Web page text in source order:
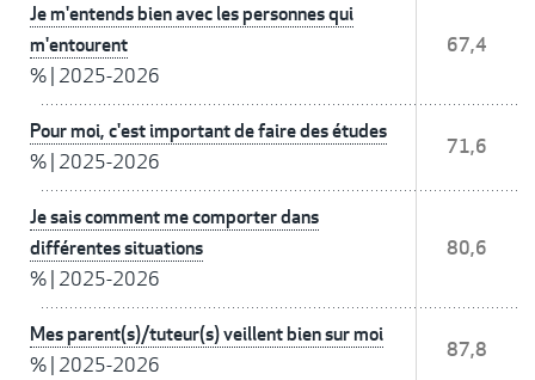
Je m'entends bien avec les personnes qui
m'entourent
% 2025-2026
67,4
Pour moi, c'est important de faire des études
% 2025-2026
71,6
Je sais comment me comporter dans
différentes situations
% 2025-2026
80,6
Mes parent(s)/tuteur(s) veillent bien sur moi
% 2025-2026
87,8